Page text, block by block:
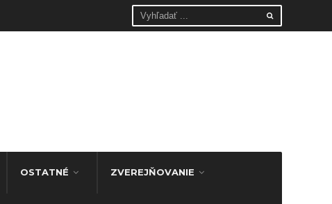
OSTATNÉ ZVEREJŇOVANIE